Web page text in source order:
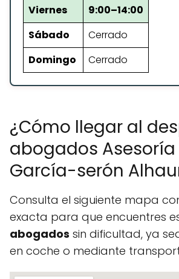
Viernes
9:00–14:00
Sábado
Cerrado
Domingo
Cerrado
¿Cómo llegar al
abogados
García-serón
Consulta el siguiente mapa
exacta para que encuentres
abogados sin dificultad, ya
en coche o mediante